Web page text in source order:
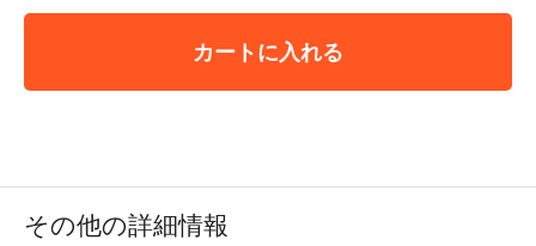
カートに入れる
その他の詳細情報